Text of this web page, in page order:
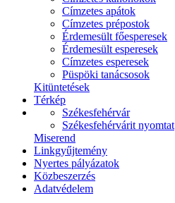
Címzetes apátok
Címzetes prépostok
Érdemesült főesperesek
Érdemesült esperesek
Címzetes esperesek
Püspöki tanácsosok
Kitüntetések
Térkép
Székesfehérvár
Székesfehérvárit nyomtat
Miserend
Linkgyűjtemény
Nyertes pályázatok
Közbeszerzés
Adatvédelem